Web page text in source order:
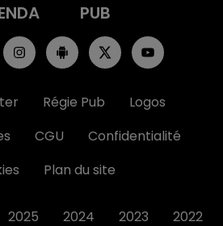
PUB
Régie Pub
Logos
CGU
Confidentialité
Plan du site
2025 2024 2023 2022